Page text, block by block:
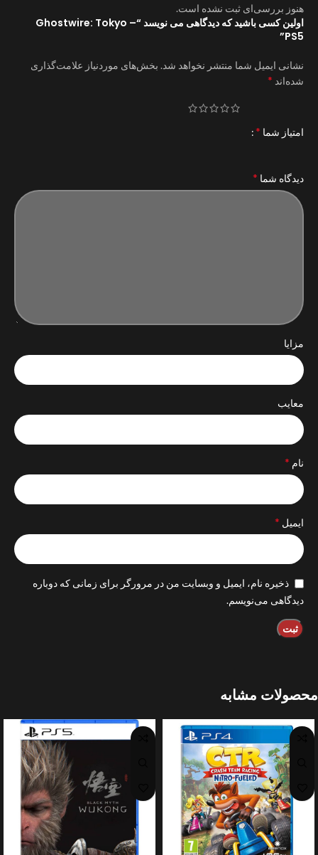
هنوز بررسی‌ای ثبت نشده است.
اولین کسی باشید که دیدگاهی می نویسد “Ghostwire: Tokyo –
PS5”
نشانی ایمیل شما منتشر نخواهد شد. بخش‌های موردنیاز علامت‌گذاری
شده‌اند *
امتیاز شما *
دیدگاه شما *
مزایا
معایب
نام *
ایمیل *
ذخیره نام، ایمیل و وبسایت من در مرورگر برای زمانی که دوباره
دیدگاهی می‌نویسم.
محصولات مشابه